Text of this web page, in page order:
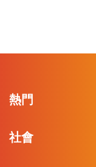
熱門
社會